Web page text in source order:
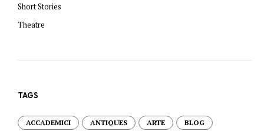
Short Stories
Theatre
TAGS
ACCADEMICI ANTIQUES ARTE
BLOG